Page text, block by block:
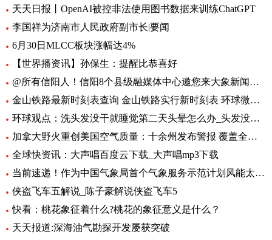
天天日报丨OpenAI被控非法使用图书数据来训练ChatGPT
李国祥为济南市人民政府副市长|要闻
6月30日MLCC板块涨幅达4%
【世界播资讯】孙保生：提醒比恭喜好
@所有信阳人！信阳8个县级融媒体中心邀您来大象新闻，一起争做“山水茶都，红色信阳”推荐官
金山铁路最新时刻表查询 金山铁路实行新时刻表 环球微头条
环球观点：洗头发没干就睡觉第二天头晕怎么办_头发没吹干睡觉头疼怎么办
加拿大野火重创美国空气质量：十余州发布警报 覆盖全美1/3人口-焦点热闻
全球快资讯：大声唱百度云下载_大声唱mp3下载
当前速递！作为中国气象局首个气象服务示范计划风能太阳能发电精细化气象服务示范计划7月1日启动
侠盗飞车五解说_陈子豪解说侠盗飞车5
快看：桃花象征着什么?桃花的象征意义是什么？
天天报道:深海油气勘探开发屡获突破